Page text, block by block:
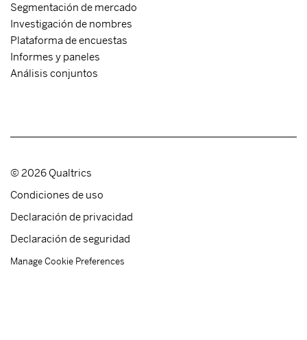
Segmentación de mercado
Investigación de nombres
Plataforma de encuestas
Informes y paneles
Análisis conjuntos
©2026 Qualtrics
Condiciones de uso
Declaración de privacidad
Declaración de seguridad
Manage Cookie Preferences